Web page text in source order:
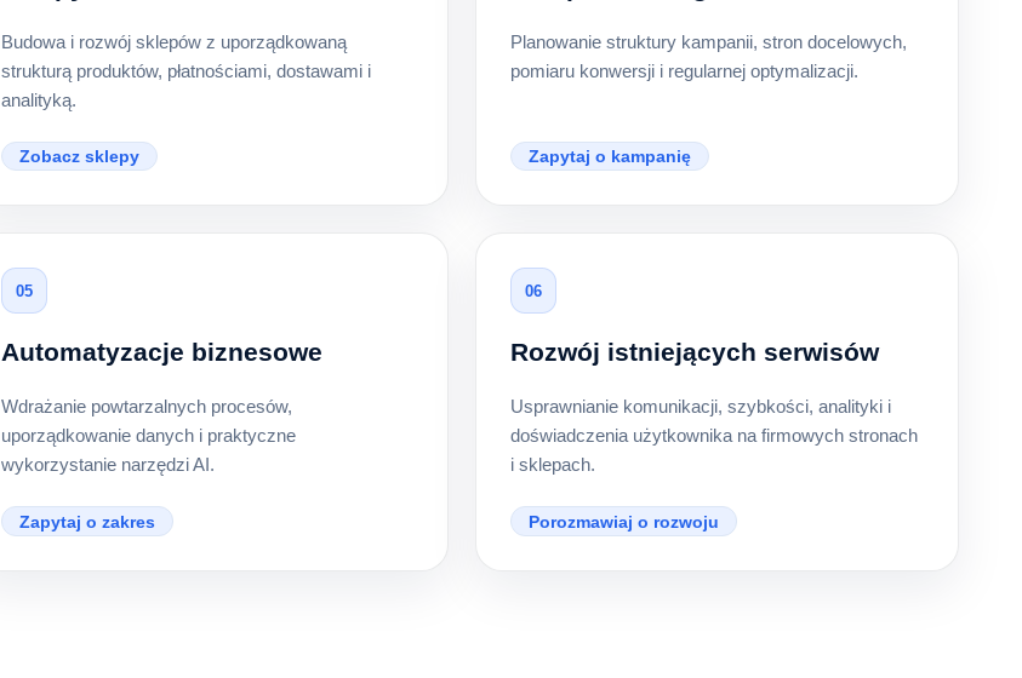
Budowa i rozwój sklepów z uporządkowaną
strukturą produktów, płatnościami, dostawami i
analityką.
Zobacz sklepy
Planowanie struktury kampanii, stron docelowych,
pomiaru konwersji i regularnej optymalizacji.
Zapytaj o kampanię
05
Automatyzacje biznesowe
Wdrażanie powtarzalnych procesów,
uporządkowanie danych i praktyczne
wykorzystanie narzędzi AI.
Zapytaj o zakres
06
Rozwój istniejących serwisów
Usprawnianie komunikacji, szybkości, analityki i
doświadczenia użytkownika na firmowych stronach
i sklepach.
Porozmawiaj o rozwoju